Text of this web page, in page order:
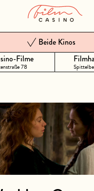
Filme
78
Beide Kinos